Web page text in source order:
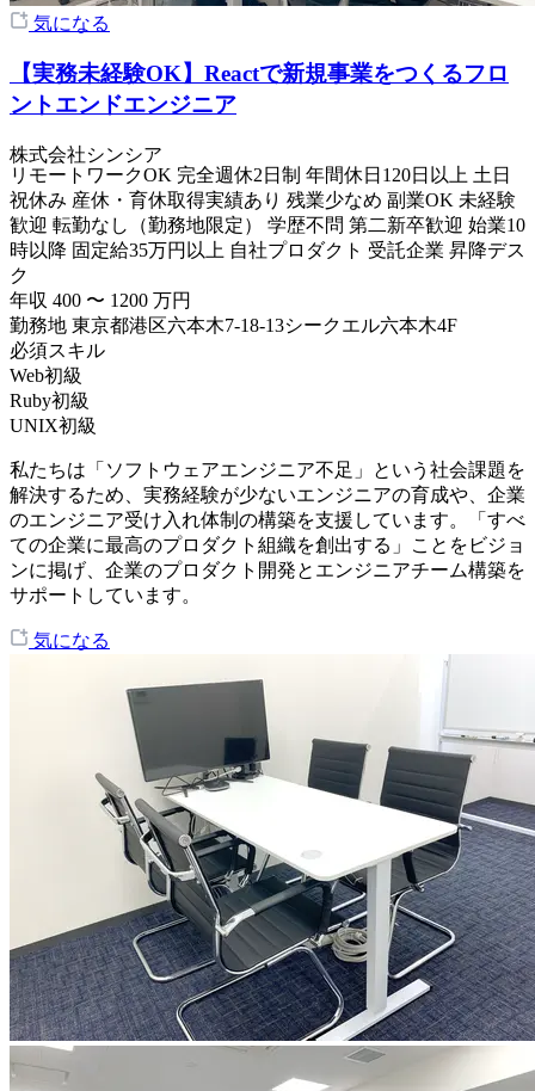
気になる
【実務未経験OK】Reactで新規事業をつくるフロ
ントエンドエンジニア
株式会社シンシア
リモートワークOK 完全週休2日制 年間休日120日以上 土日
祝休み 産休・育休取得実績あり 残業少なめ 副業OK 未経験
歓迎 転勤なし（勤務地限定） 学歴不問 第二新卒歓迎 始業10
時以降 固定給35万円以上 自社プロダクト 受託企業 昇降デス
ク
年収 400 〜 1200 万円
勤務地 東京都港区六本木7-18-13シークエル六本木4F
必須スキル
Web初級
Ruby初級
UNIX初級
私たちは「ソフトウェアエンジニア不足」という社会課題を
解決するため、実務経験が少ないエンジニアの育成や、企業
のエンジニア受け入れ体制の構築を支援しています。「すべ
ての企業に最高のプロダクト組織を創出する」ことをビジョ
ンに掲げ、企業のプロダクト開発とエンジニアチーム構築を
サポートしています。
気になる